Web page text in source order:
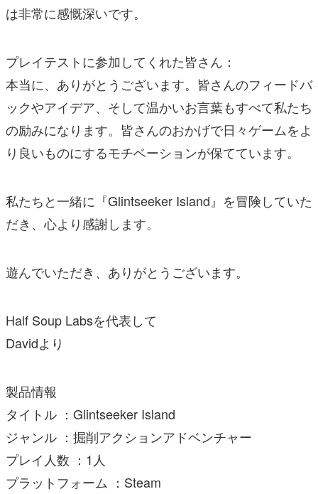
は非常に感慨深いです。
プレイテストに参加してくれた皆さん：
本当に、ありがとうございます。皆さんのフィードバ
ックやアイデア、そして温かいお言葉もすべて私たち
の励みになります。皆さんのおかげで日々ゲームをよ
り良いものにするモチベーションが保てています。
私たちと一緒に『Glintseeker Island』を冒険していた
だき、心より感謝します。
遊んでいただき、ありがとうございます。
Half Soup Labsを代表して
Davidより
製品情報
タイトル ：Glintseeker Island
ジャンル ：掘削アクションアドベンチャー
プレイ人数 ：1人
プラットフォーム ：Steam